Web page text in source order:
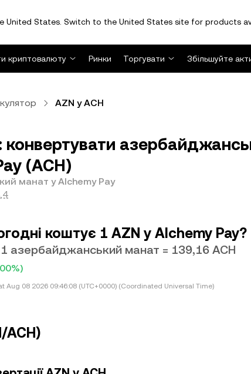
United States. Switch to the United States site for products
криптовалюту
Ринки Торгувати Збільшуйте
AZN у ACH
конвертувати
(ACH)
манат у Alchemy Pay
коштує 1 AZN у Alchemy Pay?
азербайджанський манат = 139,16 ACH
Aug 08 2026 09:46:08 (UTC+0000) (Coordinated Universal Time)
ACH)